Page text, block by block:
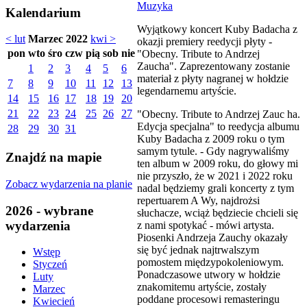
Kalendarium
< lut Marzec 2022 kwi >
pon wto śro czw pią sob nie
1
2 3 4 5
6
7
8 9 10 11 12
13
14
15 16 17 18 19
20
21
22 23 24 25 26
27
28
29 30 31
Znajdź na mapie
Zobacz wydarzenia na planie
2026 - wybrane
wydarzenia
Wstęp
Styczeń
Luty
Marzec
Kwiecień
Muzyka
Wyjątkowy koncert Kuby Badacha z
okazji premiery reedycji płyty -
"Obecny. Tribute to Andrzej
Zaucha". Zaprezentowany zostanie
materiał z płyty nagranej w hołdzie
legendarnemu artyście.
"Obecny. Tribute to Andrzej Zauc ha.
Edycja specjalna" to reedycja albumu
Kuby Badacha z 2009 roku o tym
samym tytule. - Gdy nagrywaliśmy
ten album w 2009 roku, do głowy mi
nie przyszło, że w 2021 i 2022 roku
nadal będziemy grali koncerty z tym
repertuarem A Wy, najdrożsi
słuchacze, wciąż będziecie chcieli się
z nami spotykać - mówi artysta.
Piosenki Andrzeja Zauchy okazały
się być jednak najtrwalszym
pomostem międzypokoleniowym.
Ponadczasowe utwory w hołdzie
znakomitemu artyście, zostały
poddane procesowi remasteringu